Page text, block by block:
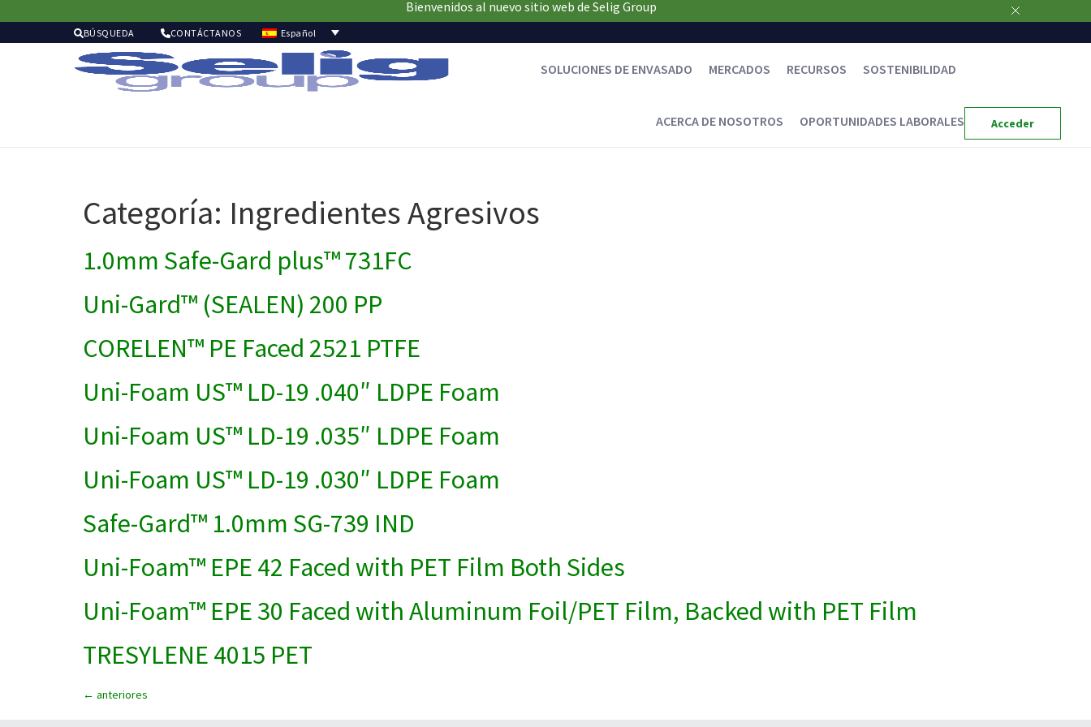
Bienvenidos al nuevo sitio web de Selig Group
BÚSQUEDA CONTÁCTANOS Español
SOLUCIONES DE ENVASADO MERCADOS RECURSOS SOSTENIBILIDAD
ACERCA DE NOSOTROS OPORTUNIDADES LABORALES Acceder
Categoría: Ingredientes Agresivos
1.0mm Safe-Gard plus™ 731FC
Uni-Gard™ (SEALEN) 200 PP
CORELEN™ PE Faced 2521 PTFE
Uni-Foam US™ LD-19 .040″ LDPE Foam
Uni-Foam US™ LD-19 .035″ LDPE Foam
Uni-Foam US™ LD-19 .030″ LDPE Foam
Safe-Gard™ 1.0mm SG-739 IND
Uni-Foam™ EPE 42 Faced with PET Film Both Sides
Uni-Foam™ EPE 30 Faced with Aluminum Foil/PET Film, Backed with PET Film
TRESYLENE 4015 PET
← anteriores